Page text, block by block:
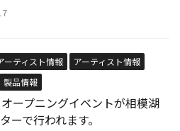
ーティスト情報
アーティスト情報
製品情報
ープニングイベントが相模湖
ーで行われます。